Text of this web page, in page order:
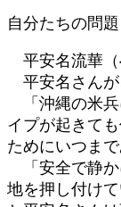
自分たちの問
平安名流華（
平安名さんが
「沖縄の米兵
イプが起きて
ためにいつま
「安全で静か
地を押し付け